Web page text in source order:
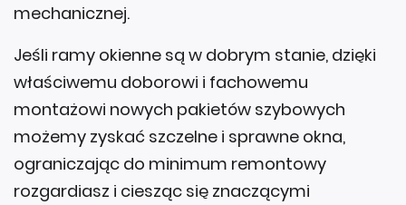
mechanicznej.
Jeśli ramy okienne są w dobrym stanie, dzięki
właściwemu doborowi i fachowemu
montażowi nowych pakietów szybowych
możemy zyskać szczelne i sprawne okna,
ograniczając do minimum remontowy
rozgardiasz i ciesząc się znaczącymi